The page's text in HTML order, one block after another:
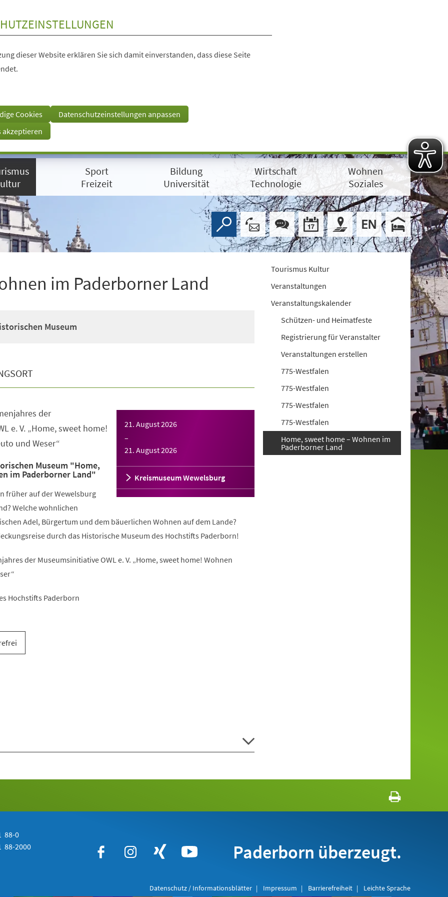
dieser Website erklären Sie sich damit einverstanden, dass diese Seite
Cookies
Datenschutzeinstellungen anpassen
akzeptieren
Sport
Freizeit
Bildung
Universität
Wirtschaft
Technologie
Wohnen
Soziales
im Paderborner Land
Museum
21. August 2026
–
21. August 2026
Kreismuseum Wewelsburg
der
e. V. „Home, sweet home!
und Weser“
Museum "Home,
im Paderborner Land"
früher auf der Wewelsburg
Welche wohnlichen
Adel, Bürgertum und dem bäuerlichen Wohnen auf dem Lande?
durch das Historische Museum des Hochstifts Paderborn!
der Museumsinitiative OWL e. V. „Home, sweet home! Wohnen
Hochstifts Paderborn
Tourismus Kultur
Veranstaltungen
Veranstaltungskalender
Schützen- und Heimatfeste
Registrierung für Veranstalter
Veranstaltungen erstellen
775-Westfalen
775-Westfalen
775-Westfalen
775-Westfalen
Home, sweet home – Wohnen im
Paderborner Land
88-0
88-2000 Paderborn überzeugt.
Datenschutz / Informationsblätter Impressum Barrierefreiheit Leichte Sprache